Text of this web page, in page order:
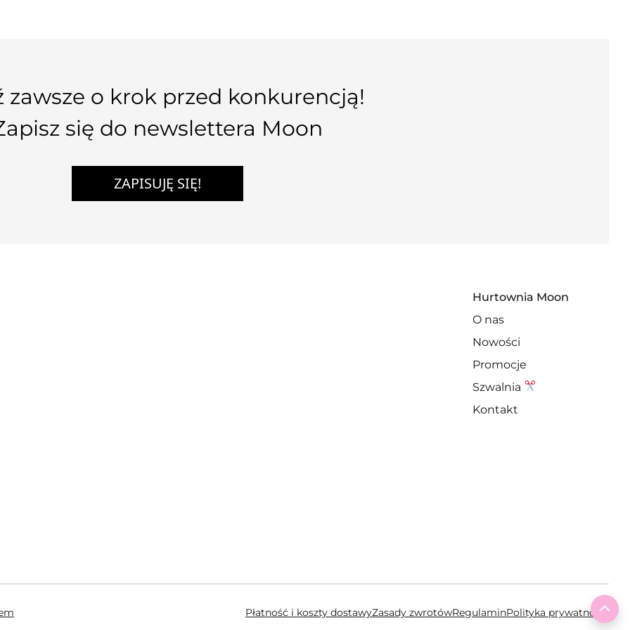
zawsze o krok przed konkurencją!
się do newslettera Moon
ZAPISUJĘ SIĘ!
Hurtownia Moon
O nas
Nowości
Promocje
Szwalnia
Kontakt
Płatność i koszty dostawyZasady zwrotówRegulaminPolityka prywatności